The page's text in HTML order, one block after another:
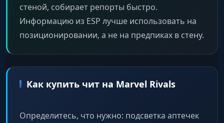
стеной, собирает репорты быстро.
Информацию из ESP лучше использовать на
позиционировании, а не на предпиках в стену.
Как купить чит на Marvel Rivals
Определитесь, что нужно: подсветка аптечек